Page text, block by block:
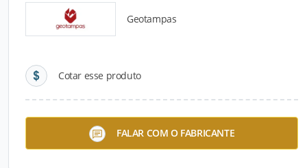
Geotampas
Cotar esse produto
FALAR COM O FABRICANTE
Detalhes do produto
Descrição do Produto
As tampas Geotampas são indicadas para caixas
de inspeção e de visitas em redes de água,